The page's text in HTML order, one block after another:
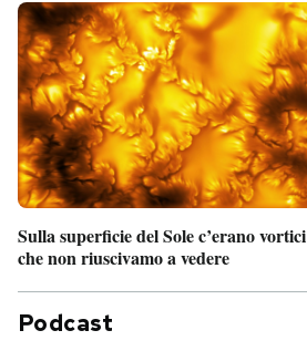
Sulla superficie del Sole c’erano vortici
che non riuscivamo a vedere
Podcast